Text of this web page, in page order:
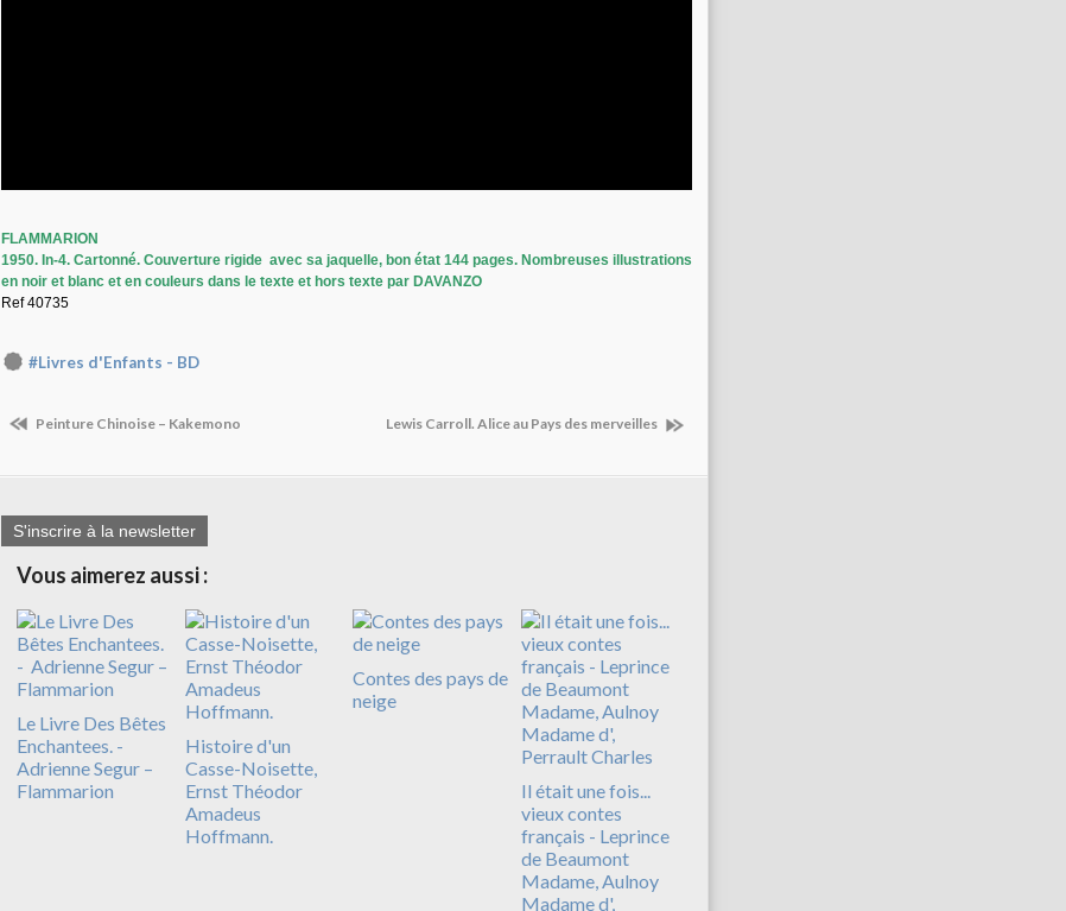
FLAMMARION
1950. In-4. Cartonné. Couverture rigide avec sa jaquelle, bon état 144 pages. Nombreuses illustrations
en noir et blanc et en couleurs dans le texte et hors texte par DAVANZO
Ref 40735
#Livres d'Enfants - BD
Peinture Chinoise – Kakemono Lewis Carroll. Alice au Pays des merveilles
S'inscrire à la newsletter
Vous aimerez aussi :
Le Livre Des Bêtes
Enchantees. -
Adrienne Segur –
Flammarion
Histoire d'un
Casse-Noisette,
Ernst Théodor
Amadeus
Hoffmann.
Contes des pays de
neige
Il était une fois...
vieux contes
français‎ - Leprince
de Beaumont
Madame, Aulnoy
Madame d',